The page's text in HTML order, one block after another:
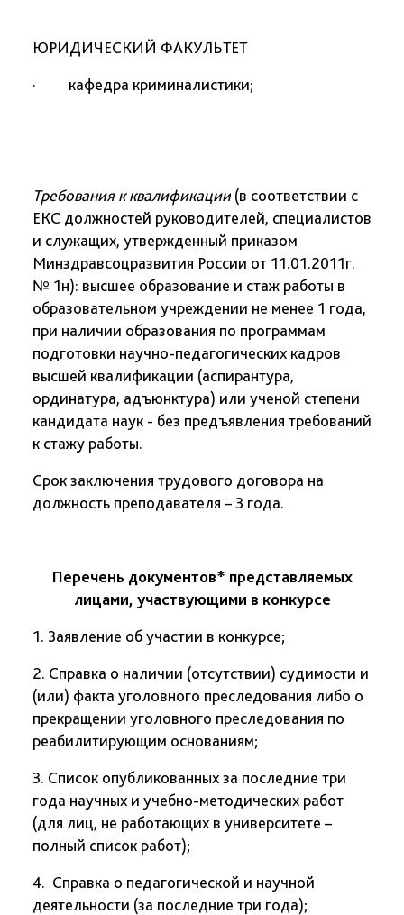
ЮРИДИЧЕСКИЙ ФАКУЛЬТЕТ
· кафедра криминалистики;
Требования к квалификации (в соответствии с
ЕКС должностей руководителей, специалистов
и служащих, утвержденный приказом
Минздравсоцразвития России от 11.01.2011г.
№ 1н): высшее образование и стаж работы в
образовательном учреждении не менее 1 года,
при наличии образования по программам
подготовки научно-педагогических кадров
высшей квалификации (аспирантура,
ординатура, адъюнктура) или ученой степени
кандидата наук - без предъявления требований
к стажу работы.
Срок заключения трудового договора на
должность преподавателя – 3 года.
Перечень документов* представляемых
лицами, участвующими в конкурсе
1. Заявление об участии в конкурсе;
2. Справка о наличии (отсутствии) судимости и
(или) факта уголовного преследования либо о
прекращении уголовного преследования по
реабилитирующим основаниям;
3. Список опубликованных за последние три
года научных и учебно-методических работ
(для лиц, не работающих в университете –
полный список работ);
4. Справка о педагогической и научной
деятельности (за последние три года);